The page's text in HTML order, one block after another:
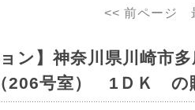
<< 前ページ
ョン】神奈川県川崎市
206号室） 1ＤＫ の